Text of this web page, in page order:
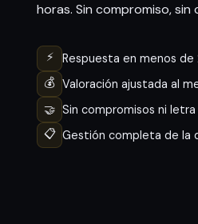
horas. Sin compromiso, sin
⚡
Respuesta en menos de
💰 Valoración ajustada al
🤝 Sin compromisos ni
📋 Gestión completa de la